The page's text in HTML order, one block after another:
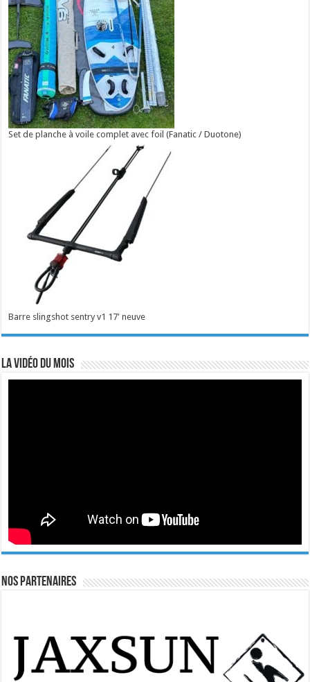
Set de planche à voile complet avec foil (Fanatic / Duotone)
Barre slingshot sentry v1 17' neuve
La vidéo du mois
Nos Partenaires